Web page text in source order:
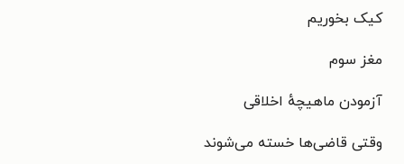
کیک بخوریم
مغز سوم
آزمودن ماهیچهٔ اخلاقی
وقتی قاضی‌ها خسته می‌شوند